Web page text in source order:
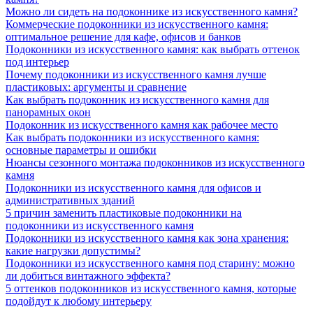
Можно ли сидеть на подоконнике из искусственного камня?
Коммерческие подоконники из искусственного камня:
оптимальное решение для кафе, офисов и банков
Подоконники из искусственного камня: как выбрать оттенок
под интерьер
Почему подоконники из искусственного камня лучше
пластиковых: аргументы и сравнение
Как выбрать подоконник из искусственного камня для
панорамных окон
Подоконник из искусственного камня как рабочее место
Как выбрать подоконники из искусственного камня:
основные параметры и ошибки
Нюансы сезонного монтажа подоконников из искусственного
камня
Подоконники из искусственного камня для офисов и
административных зданий
5 причин заменить пластиковые подоконники на
подоконники из искусственного камня
Подоконники из искусственного камня как зона хранения:
какие нагрузки допустимы?
Подоконники из искусственного камня под старину: можно
ли добиться винтажного эффекта?
5 оттенков подоконников из искусственного камня, которые
подойдут к любому интерьеру